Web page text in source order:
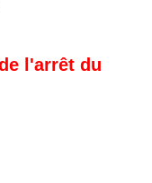
l'arrêt du